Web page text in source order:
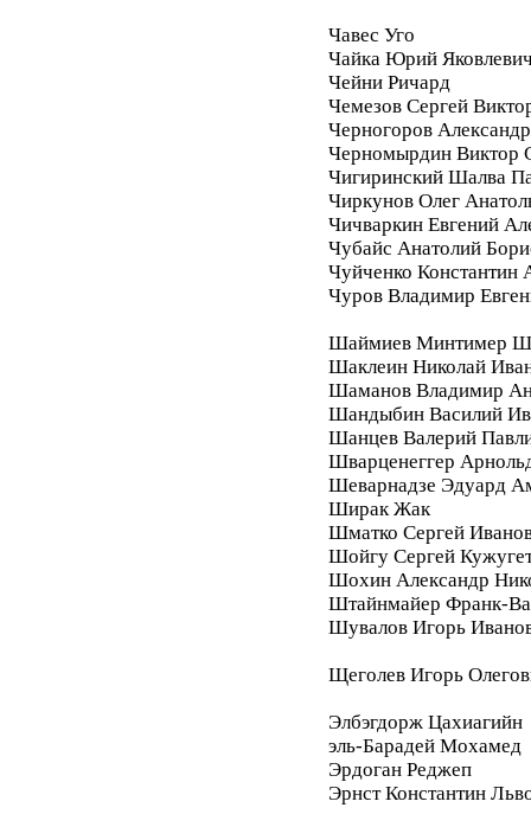
Чавес Уго
Чайка Юрий
Чейни Ричард
Чемезов Сергей
Черногоров
Черномырдин Виктор
Чигиринский Шалва
Чиркунов Олег
Чичваркин Евгений
Чубайс Анатолий
Чуйченко Константин
Чуров Владимир
Шаймиев Минтимер
Шаклеин Николай
Шаманов Владимир
Шандыбин Василий
Шанцев Валерий
Шварценеггер
Шеварнадзе Эдуард
Ширак Жак
Шматко Сергей
Шойгу Сергей
Шохин Александр
Штайнмайер Франк-
Шувалов Игорь
Щеголев Игорь
Элбэгдорж Цахиагийн
эль-Барадей Мохамед
Эрдоган Реджеп
Эрнст Константин